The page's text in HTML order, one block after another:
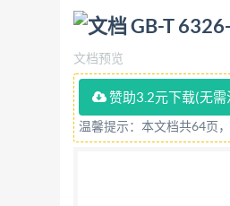
问:哪里下载GB-T
GB-T
文档预览
赞助3.2元下载(无需
温馨提示：本文档共64页